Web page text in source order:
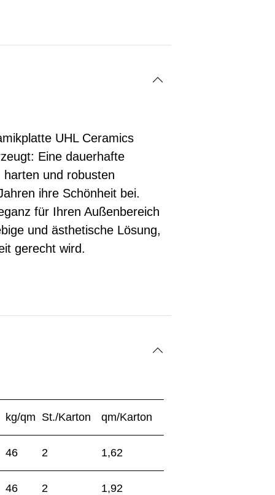
UHL Ceramics
Eine dauerhafte
und robusten
ihre Schönheit bei.
für Ihren Außenbereich
und ästhetische Lösung,
gerecht wird.
kg/qm St./Karton qm/Karton
46 2 1,62
46 2 1,92